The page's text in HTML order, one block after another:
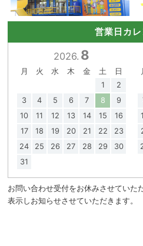
営業日カ
2026. 8
月 火 水 木 金 土
日
1
2
3
4 5 6 7 8
9
10
11 12 13 14 15
16
17
18 19 20 21 22
23
24
25 26 27 28 29
30
31
お問い合わせ受付をお休みさせていた
表示しお知らせさせていただきます。